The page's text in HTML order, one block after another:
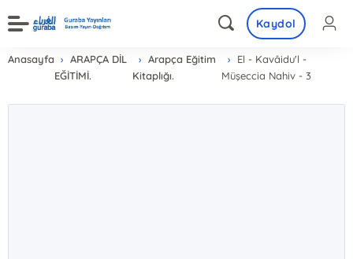
Kaydol
Anasayfa
ARAPÇA DİL
EĞİTİMİ.
Arapça Eğitim
Kitaplığı.
El - Kavâidu'l -
Müşeccia Nahiv - 3